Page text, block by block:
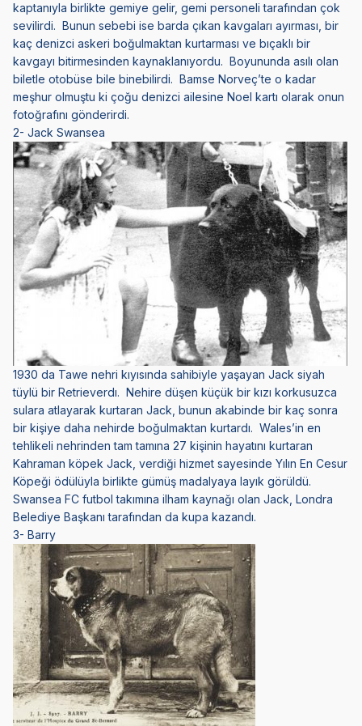
kaptanıyla birlikte gemiye gelir, gemi personeli tarafından çok
sevilirdi. Bunun sebebi ise barda çıkan kavgaları ayırması, bir
kaç denizci askeri boğulmaktan kurtarması ve bıçaklı bir
kavgayı bitirmesinden kaynaklanıyordu. Boyununda asılı olan
biletle otobüse bile binebilirdi. Bamse Norveç’te o kadar
meşhur olmuştu ki çoğu denizci ailesine Noel kartı olarak onun
fotoğrafını gönderirdi.
2- Jack Swansea
1930 da Tawe nehri kıyısında sahibiyle yaşayan Jack siyah
tüylü bir Retrieverdı. Nehire düşen küçük bir kızı korkusuzca
sulara atlayarak kurtaran Jack, bunun akabinde bir kaç sonra
bir kişiye daha nehirde boğulmaktan kurtardı. Wales’in en
tehlikeli nehrinden tam tamına 27 kişinin hayatını kurtaran
Kahraman köpek Jack, verdiği hizmet sayesinde Yılın En Cesur
Köpeği ödülüyla birlikte gümüş madalyaya layık görüldü.
Swansea FC futbol takımına ilham kaynağı olan Jack, Londra
Belediye Başkanı tarafından da kupa kazandı.
3- Barry